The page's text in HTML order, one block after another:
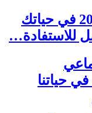
الذكاء الاصطناعي 2025 في حياتك
للاستفادة…
حياتنا